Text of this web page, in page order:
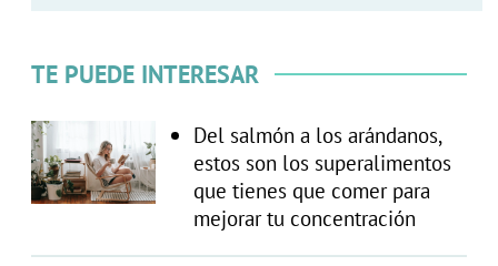
TE PUEDE INTERESAR
Del salmón a los arándanos,
estos son los superalimentos
que tienes que comer para
mejorar tu concentración